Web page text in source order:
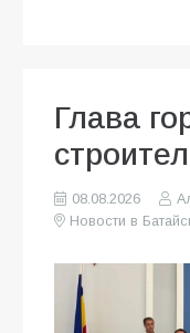
Глава
08.08.2026
Новости в